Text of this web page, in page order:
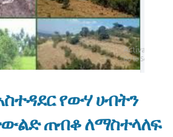
የውሃ ሀብትን
ጠብቆ ለማስተላለፍ